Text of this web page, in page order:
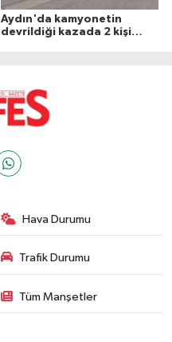
Aydın'da kamyonetin
devrildiği kazada 2 kişi
Hava Durumu
Trafik Durumu
Tüm Manşetler